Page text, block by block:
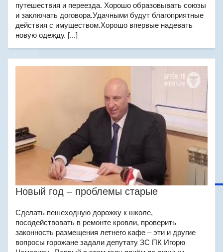
путешествия и переезда. Хорошо образовывать союзы
и заключать договора.Удачными будут благоприятные
действия с имуществом.Хорошо впервые надевать
новую одежду. [...]
Новый год – проблемы старые
Сделать пешеходную дорожку к школе,
посодействовать в ремонте кровли, проверить
законность размещения летнего кафе – эти и другие
вопросы горожане задали депутату ЗС ПК Игорю